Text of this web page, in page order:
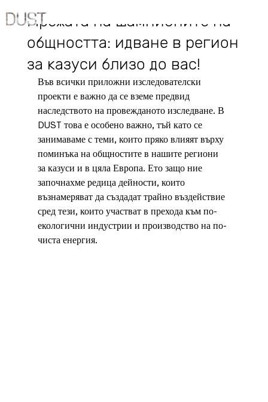
Мрежата на шампионите на
общността: идване в регион
за казуси близо до вас!
Във всички приложни изследователски
проекти е важно да се вземе предвид
наследството на провежданото изследване. В
DUST това е особено важно, тъй като се
занимаваме с теми, които пряко влияят върху
поминъка на общностите в нашите региони
за казуси и в цяла Европа. Ето защо ние
започнахме редица дейности, които
възнамеряват да създадат трайно въздействие
сред тези, които участват в прехода към по-
екологични индустрии и производство на по-
чиста енергия.